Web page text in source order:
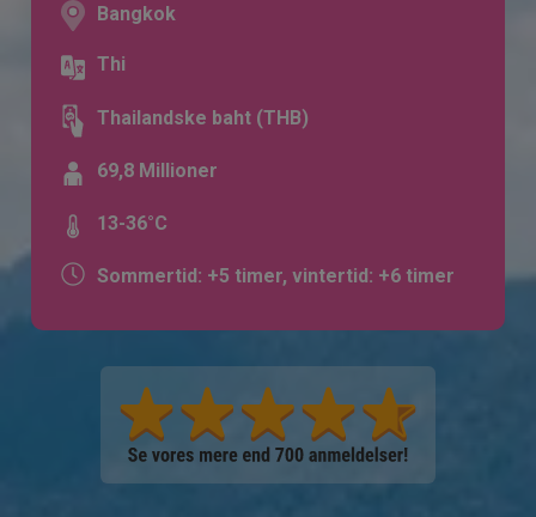
Bangkok
Thi
Thailandske baht (THB)
69,8 Millioner
13-36°C
Sommertid: +5 timer, vintertid: +6 timer